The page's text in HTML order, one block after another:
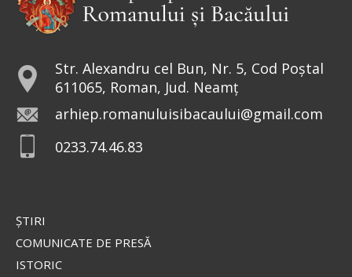
Str. Alexandru cel Bun, Nr. 5, Cod Poștal
611065, Roman, Jud. Neamț
arhiep.romanuluisibacaului@gmail.com
0233.74.46.83
ŞTIRI
COMUNICATE DE PRESĂ
ISTORIC